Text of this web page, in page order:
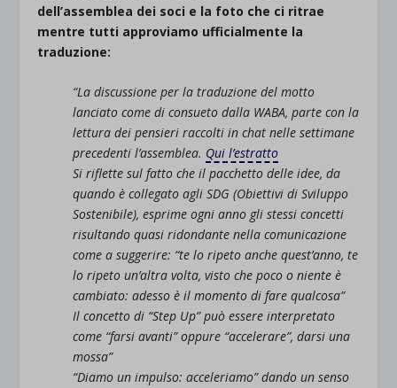
dell’assemblea dei soci e la foto che ci ritrae
mentre tutti approviamo ufficialmente la
traduzione:
“La discussione per la traduzione del motto
lanciato come di consueto dalla WABA, parte con la
lettura dei pensieri raccolti in chat nelle settimane
precedenti l’assemblea. Qui l’estratto
Si riflette sul fatto che il pacchetto delle idee, da
quando è collegato agli SDG (Obiettivi di Sviluppo
Sostenibile), esprime ogni anno gli stessi concetti
risultando quasi ridondante nella comunicazione
come a suggerire: “te lo ripeto anche quest’anno, te
lo ripeto un’altra volta, visto che poco o niente è
cambiato: adesso è il momento di fare qualcosa”
Il concetto di “Step Up” può essere interpretato
come “farsi avanti” oppure “accelerare”, darsi una
mossa”
“Diamo un impulso: acceleriamo” dando un senso